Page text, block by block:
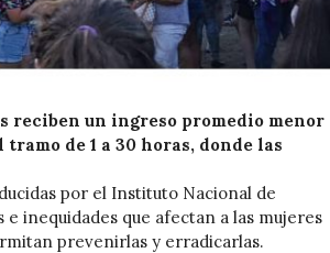
reciben un ingreso promedio menor
de 1 a 30 horas, donde las
por el Instituto Nacional de
inequidades que afectan a las mujeres
prevenirlas y erradicarlas.